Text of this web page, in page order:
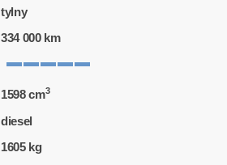
tylny
334 000 km
1598 cm3
diesel
1605 kg